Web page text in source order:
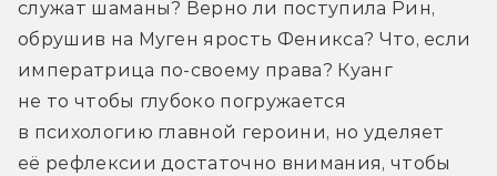
служат шаманы? Верно ли поступила Рин,
обрушив на Муген ярость Феникса? Что, если
императрица по-своему права? Куанг
не то чтобы глубоко погружается
в психологию главной героини, но уделяет
её рефлексии достаточно внимания, чтобы